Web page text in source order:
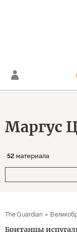
Маргус
52 материала
The Guardian
Британцы